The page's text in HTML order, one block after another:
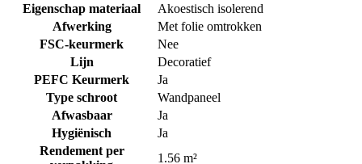
Eigenschap materiaal
Akoestisch isolerend
Afwerking
Met folie omtrokken
FSC-keurmerk
Nee
Lijn
Decoratief
PEFC Keurmerk
Ja
Type schroot
Wandpaneel
Afwasbaar
Ja
Hygiënisch
Ja
Rendement per
1.56 m²